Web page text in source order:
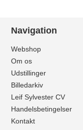
Navigation
Webshop
Om os
Udstillinger
Billedarkiv
Leif Sylvester CV
Handelsbetingelser
Kontakt